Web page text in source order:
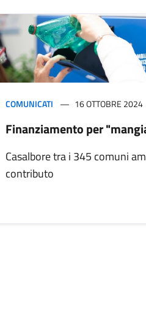
COMUNICATI 16 OTTOBRE 2024
Finanziamento per
Casalbore tra i 345 comuni
contributo